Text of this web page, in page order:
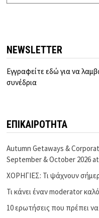
NEWSLETTER
Εγγραφείτε εδώ για να
συνέδρια
ΕΠΙΚΑΙΡΟΤΗΤΑ
Autumn Getaways &
September & October 2026
ΧΟΡΗΓΙΕΣ: Τι ψάχνουν
Τι κάνει έναν moderator
10 ερωτήσεις που πρέπει να